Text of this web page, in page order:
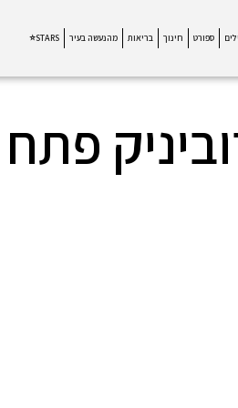
ספורט חינוך בריאות מהנעשה בעיר STARS⭐